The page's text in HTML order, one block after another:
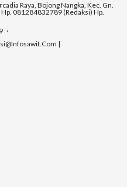
Raya, Bojong Nangka, Kec. Gn.
081284832789 (Redaksi) Hp.
|